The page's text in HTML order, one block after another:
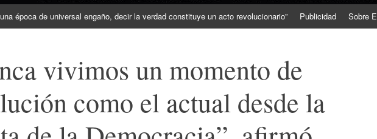
época de universal engaño, decir la verdad constituye un acto revolucionario” Publicidad Sobre
vivimos un momento de
como el actual desde la